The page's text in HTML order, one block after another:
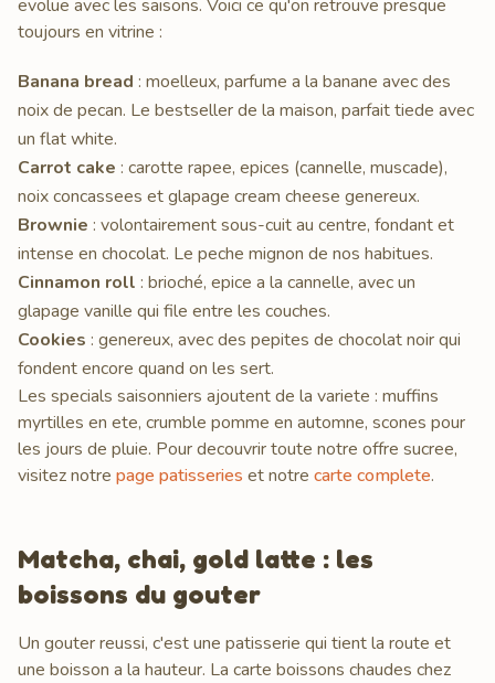
evolue avec les saisons. Voici ce qu'on retrouve presque
toujours en vitrine :
Banana bread : moelleux, parfume a la banane avec des
noix de pecan. Le bestseller de la maison, parfait tiede avec
un flat white.
Carrot cake : carotte rapee, epices (cannelle, muscade),
noix concassees et glapage cream cheese genereux.
Brownie : volontairement sous-cuit au centre, fondant et
intense en chocolat. Le peche mignon de nos habitues.
Cinnamon roll : brioché, epice a la cannelle, avec un
glapage vanille qui file entre les couches.
Cookies : genereux, avec des pepites de chocolat noir qui
fondent encore quand on les sert.
Les specials saisonniers ajoutent de la variete : muffins
myrtilles en ete, crumble pomme en automne, scones pour
les jours de pluie. Pour decouvrir toute notre offre sucree,
visitez notre page patisseries et notre carte complete.
Matcha, chai, gold latte : les
boissons du gouter
Un gouter reussi, c'est une patisserie qui tient la route et
une boisson a la hauteur. La carte boissons chaudes chez